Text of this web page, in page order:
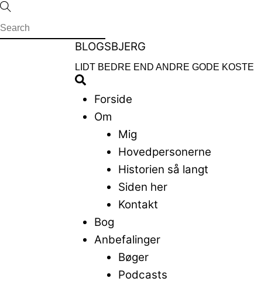
Skip
to
content
Menu
BLOGSBJERG
LIDT BEDRE END ANDRE GODE KOSTE
Search
Forside
Om
Mig
Hovedpersonerne
Historien så langt
Siden her
Kontakt
Bog
Anbefalinger
Bøger
Podcasts